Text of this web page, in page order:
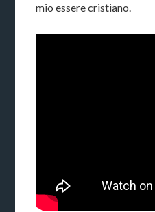
mio essere cristiano.